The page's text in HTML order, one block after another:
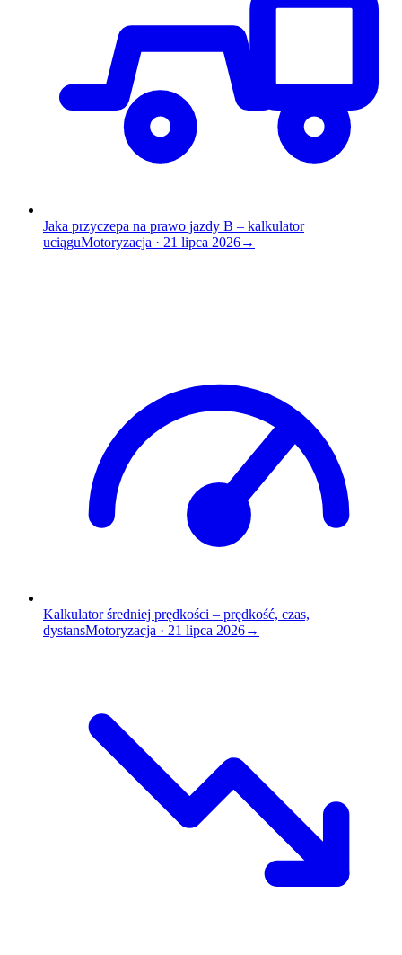
Jaka przyczepa na prawo jazdy B – kalkulator
uciąguMotoryzacja · 21 lipca 2026→
Kalkulator średniej prędkości – prędkość, czas,
dystansMotoryzacja · 21 lipca 2026→